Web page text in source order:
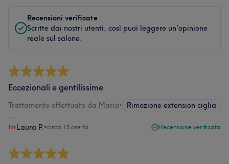
Recensioni verificate
Scritte dai nostri utenti, così puoi leggere un'opinione
reale sul salone.
Eccezionali e gentilissime
Trattamento effettuato da Maria• Rimozione extension ciglia
Laura P. •circa 13 ore fa Recensione verificata